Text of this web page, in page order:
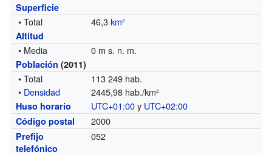
Superficie
• Total 46,3km²
Altitud
• Media 0 m s. n. m.
Población (2011)
• Total
113 249 hab.
• Densidad 2445,98 hab./km²
Huso horario UTC+01:00y UTC+02:00
Código postal 2000
Prefijo
telefónico
052